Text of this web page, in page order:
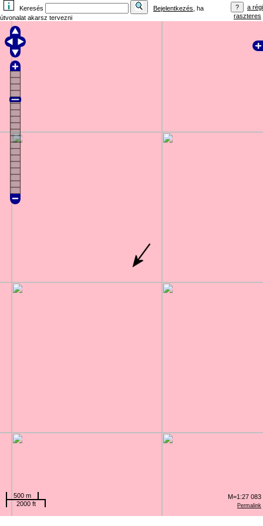
Keresés Bejelentkezés , ha
útvonalat akarsz tervezni
a régi
raszteres
Permalink
500 m
2000 ft
M=1:27 083